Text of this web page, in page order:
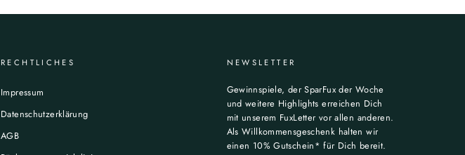
RECHTLICHES
Impressum
Datenschutzerklärung
AGB
NEWSLETTER
Gewinnspiele, der SparFux der Woche
und weitere Highlights erreichen Dich
mit unserem FuxLetter vor allen anderen.
Als Willkommensgeschenk halten wir
einen 10% Gutschein* für Dich bereit.